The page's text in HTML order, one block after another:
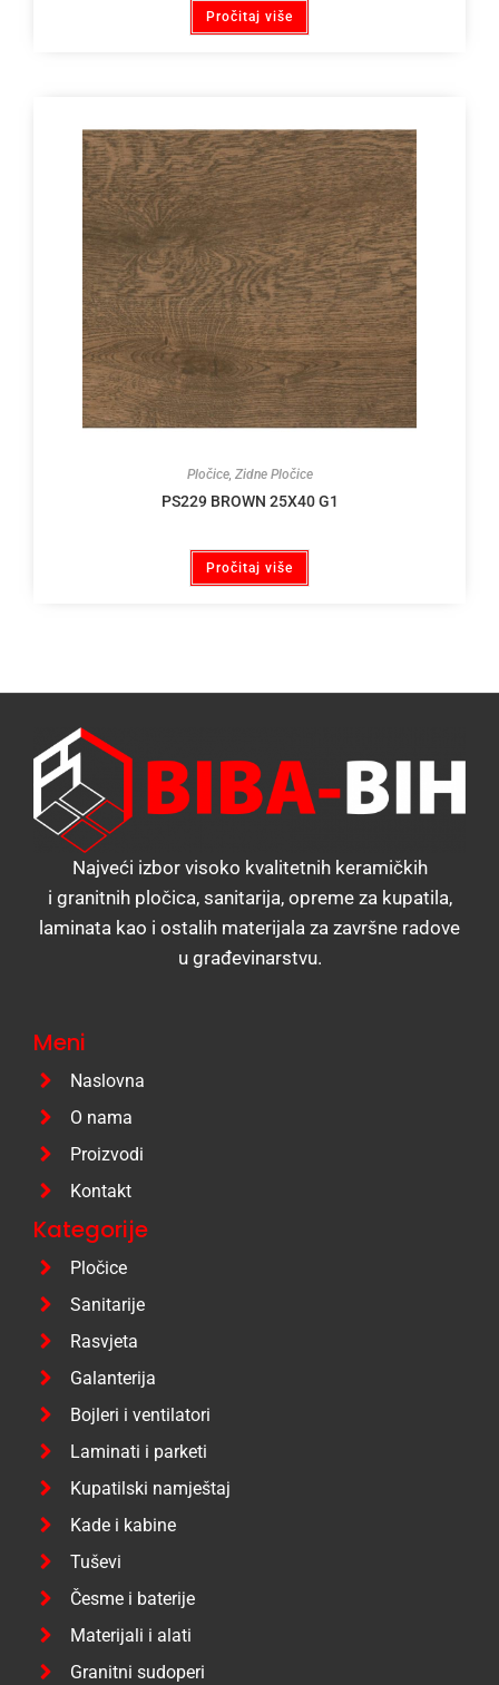
Pročitaj više
Pločice, Zidne Pločice
PS229 BROWN 25X40 G1
Pročitaj više
Najveći izbor visoko kvalitetnih keramičkih
i granitnih pločica, sanitarija, opreme za kupatila,
laminata kao i ostalih materijala za završne radove
u građevinarstvu.
Meni
Naslovna
O nama
Proizvodi
Kontakt
Kategorije
Pločice
Sanitarije
Rasvjeta
Galanterija
Bojleri i ventilatori
Laminati i parketi
Kupatilski namještaj
Kade i kabine
Tuševi
Česme i baterije
Materijali i alati
Granitni sudoperi